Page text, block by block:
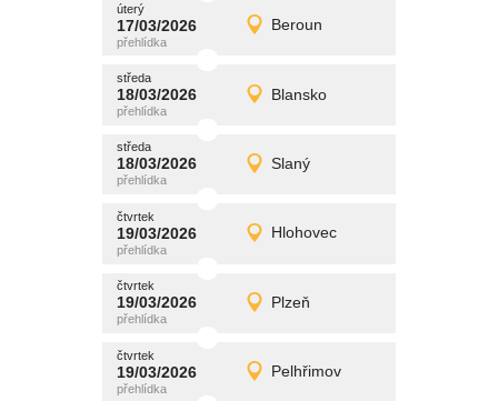
úterý
17/03/2026 Beroun
úterý
17/03/2026 Detail
promítání
středa
18/03/2026 Blansko
středa
18/03/2026 Detail
promítání
středa
18/03/2026 Slaný
středa
18/03/2026 Detail
promítání
čtvrtek
19/03/2026 Hlohovec
čtvrtek
19/03/2026 Detail
promítání
čtvrtek
19/03/2026 Plzeň
čtvrtek
19/03/2026 Detail
promítání
čtvrtek
19/03/2026 Pelhřimov
čtvrtek
19/03/2026 Detail
promítání